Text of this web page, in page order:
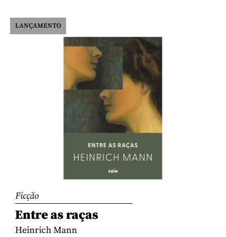
LANÇAMENTO
Ficção
Entre as raças
Heinrich Mann